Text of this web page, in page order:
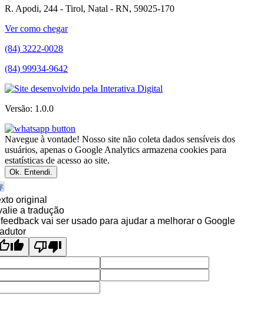
R. Apodi, 244 - Tirol, Natal - RN, 59025-170
Ver como chegar
(84) 3222-0028
(84) 99934-9642
Versão: 1.0.0
Navegue à vontade! Nosso site não coleta dados sensíveis dos
usuários, apenas o Google Analytics armazena cookies para
estatísticas de acesso ao site.
Ok. Entendi.
original
a tradução
vai ser usado para ajudar a melhorar o Google